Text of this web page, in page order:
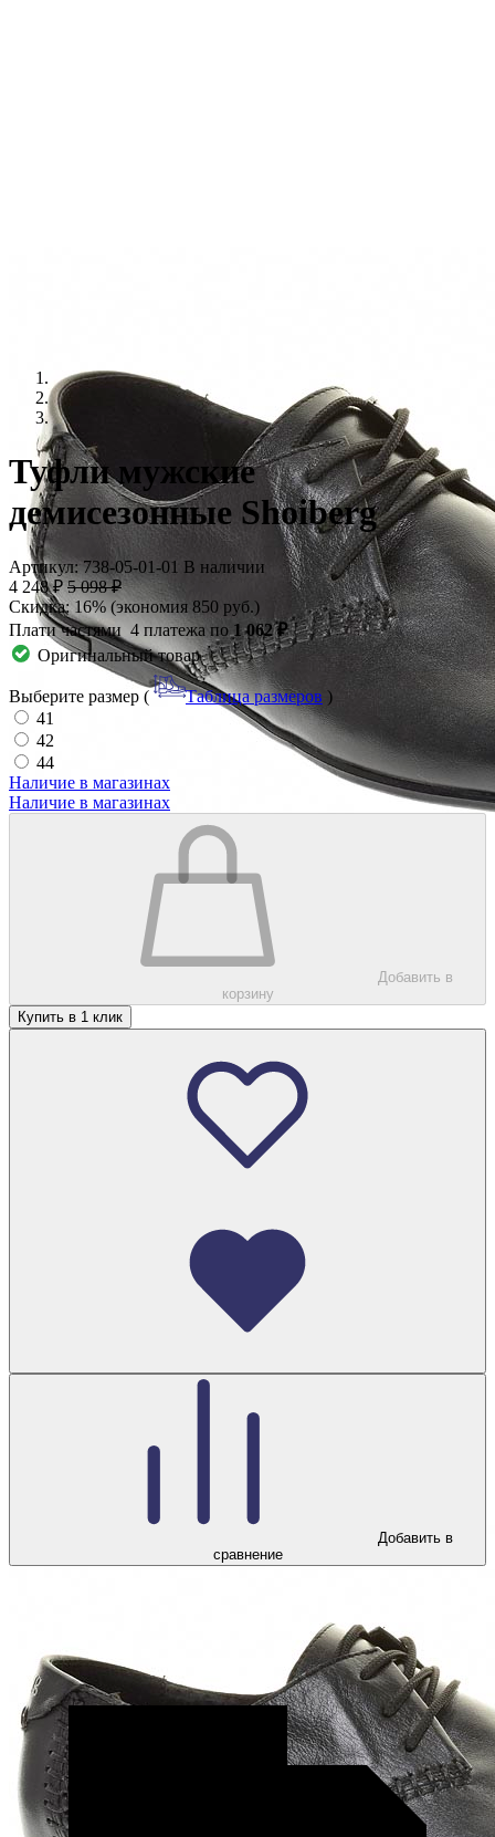
Туфли мужские
демисезонные Shoiberg
Артикул: 738-05-01-01 В наличии
4 248 ₽ 5 098 ₽
Скидка: 16% (экономия 850 руб.)
Плати частями 4 платежа по 1 062 ₽
Оригинальный товар
Выберите размер ( Таблица размеров )
41
42
44
Наличие в магазинах
Наличие в магазинах
Добавить в
корзину
Купить в 1 клик
Добавить в
сравнение